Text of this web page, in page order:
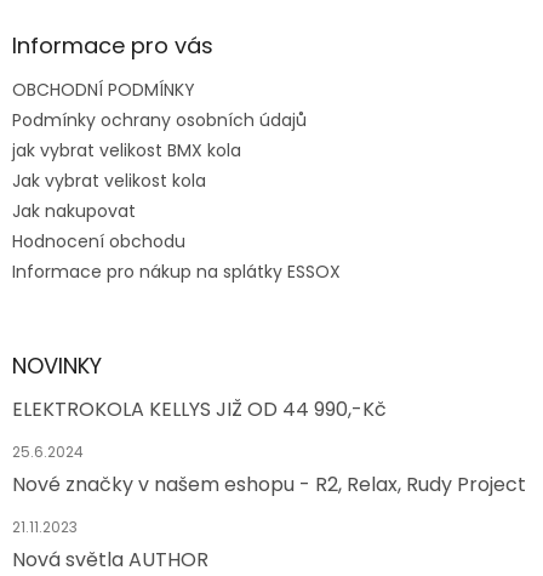
Informace pro vás
OBCHODNÍ PODMÍNKY
Podmínky ochrany osobních údajů
jak vybrat velikost BMX kola
Jak vybrat velikost kola
Jak nakupovat
Hodnocení obchodu
Informace pro nákup na splátky ESSOX
NOVINKY
ELEKTROKOLA KELLYS JIŽ OD 44 990,-Kč
25.6.2024
Nové značky v našem eshopu - R2, Relax, Rudy Project
21.11.2023
Nová světla AUTHOR